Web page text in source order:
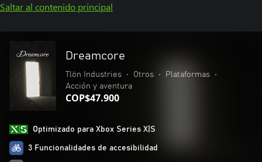
Saltar al contenido principal
Dreamcore
Tlön Industries • Otros • Plataformas
•
Acción y aventura
COP$47.900
Optimizado para Xbox Series X|S
3 Funcionalidades de accesibilidad